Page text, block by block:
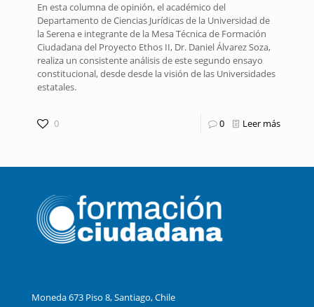
En esta columna de opinión, el académico del
Departamento de Ciencias Jurídicas de la Universidad de
la Serena e integrante de la Mesa Técnica de Formación
Ciudadana del Proyecto Ethos II, Dr. Daniel Álvarez Soza,
realiza un consistente análisis de este segundo ensayo
constitucional, desde desde la visión de las Universidades
estatales.
0 0 Leer más
Moneda 673 Piso 8, Santiago, Chile